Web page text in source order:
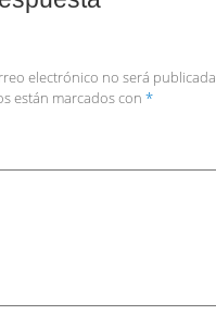
electrónico no será publicada.
están marcados con *